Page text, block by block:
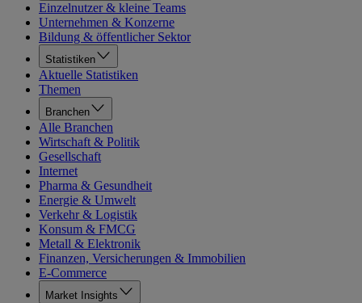
Einzelnutzer & kleine Teams
Unternehmen & Konzerne
Bildung & öffentlicher Sektor
Statistiken
Aktuelle Statistiken
Themen
Branchen
Alle Branchen
Wirtschaft & Politik
Gesellschaft
Internet
Pharma & Gesundheit
Energie & Umwelt
Verkehr & Logistik
Konsum & FMCG
Metall & Elektronik
Finanzen, Versicherungen & Immobilien
E-Commerce
Market Insights